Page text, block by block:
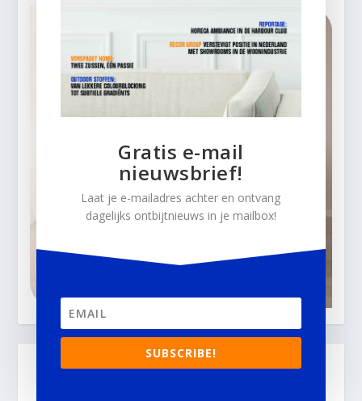
Gratis e-mail
nieuwsbrief!
Laat je e-mailadres achter en ontvang
dagelijks ontbijtnieuws in je mailbox!
SUBSCRIBE!